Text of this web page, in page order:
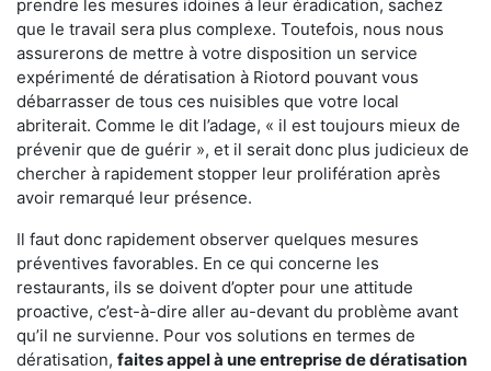
prendre les mesures idoines à leur éradication, sachez
que le travail sera plus complexe. Toutefois, nous nous
assurerons de mettre à votre disposition un service
expérimenté de dératisation à Riotord pouvant vous
débarrasser de tous ces nuisibles que votre local
abriterait. Comme le dit l’adage, « il est toujours mieux de
prévenir que de guérir », et il serait donc plus judicieux de
chercher à rapidement stopper leur prolifération après
avoir remarqué leur présence.
Il faut donc rapidement observer quelques mesures
préventives favorables. En ce qui concerne les
restaurants, ils se doivent d’opter pour une attitude
proactive, c’est-à-dire aller au-devant du problème avant
qu’il ne survienne. Pour vos solutions en termes de
dératisation, faites appel à une entreprise de dératisation